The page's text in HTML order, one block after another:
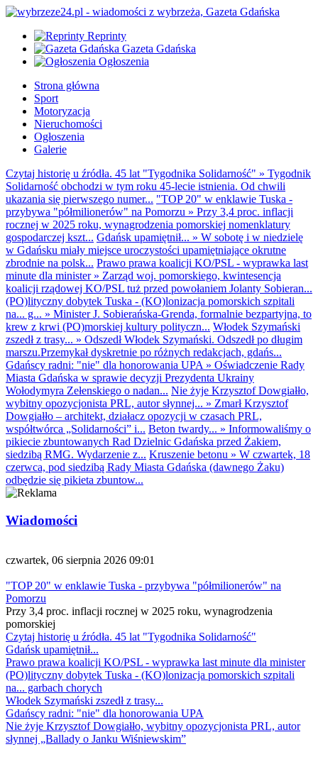
Reprinty
Gazeta Gdańska
Ogłoszenia
Strona główna
Sport
Motoryzacja
Nieruchomości
Ogłoszenia
Galerie
Czytaj historię u źródła. 45 lat "Tygodnika Solidarność" » Tygodnik
Solidarność obchodzi w tym roku 45-lecie istnienia. Od chwili
ukazania się pierwszego numer... "TOP 20" w enklawie Tuska -
przybywa "półmilionerów" na Pomorzu » Przy 3,4 proc. inflacji
rocznej w 2025 roku, wynagrodzenia pomorskiej nomenklatury
gospodarczej kszt... Gdańsk upamiętnił... » W sobotę i w niedzielę
w Gdańsku miały miejsce uroczystości upamiętniające okrutne
zbrodnie na polsk... Prawo prawa koalicji KO/PSL - wyprawka last
minute dla minister» Zarząd woj. pomorskiego, kwintesencja
koalicji rządowej KO/PSL tuż przed powołaniem Jolanty Sobieran...
(PO)lityczny dobytek Tuska - (KO)lonizacja pomorskich szpitali
na... g... » Minister J. Sobierańska-Grenda, formalnie bezpartyjna, to
krew z krwi (PO)morskiej kultury polityczn... Włodek Szymański
zszedł z trasy... » Odszedł Włodek Szymański. Odszedł po długim
marszu.Przemykał dyskretnie po różnych redakcjach, gdańs...
Gdańscy radni: "nie" dla honorowania UPA » Oświadczenie Rady
Miasta Gdańska w sprawie decyzji Prezydenta Ukrainy
Wołodymyra Zełenskiego o nadan... Nie żyje Krzysztof Dowgiałło,
wybitny opozycjonista PRL, autor słynnej... » Zmarł Krzysztof
Dowgiałło – architekt, działacz opozycji w czasach PRL,
współtwórca „Solidarności” i... Beton twardy... » Informowaliśmy o
pikiecie zbuntowanych Rad Dzielnic Gdańska przed Żakiem,
siedzibą RMG. Wydarzenie z... Kruszenie betonu » W czwartek, 18
czerwca, pod siedzibą Rady Miasta Gdańska (dawnego Żaku)
odbędzie się pikieta zbuntow...
Wiadomości
czwartek, 06 sierpnia 2026 09:01
"TOP 20" w enklawie Tuska - przybywa "półmilionerów" na
Pomorzu
Przy 3,4 proc. inflacji rocznej w 2025 roku, wynagrodzenia
pomorskiej
Czytaj historię u źródła. 45 lat "Tygodnika Solidarność"
Gdańsk upamiętnił...
Prawo prawa koalicji KO/PSL - wyprawka last minute dla minister
(PO)lityczny dobytek Tuska - (KO)lonizacja pomorskich szpitali
na... garbach chorych
Włodek Szymański zszedł z trasy...
Gdańscy radni: "nie" dla honorowania UPA
Nie żyje Krzysztof Dowgiałło, wybitny opozycjonista PRL, autor
słynnej „Ballady o Janku Wiśniewskim”